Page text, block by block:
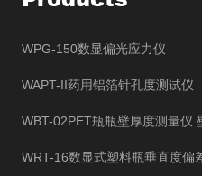
WPG-150数显偏光应力仪
WAPT-II药用铝箔针孔度测试仪
WBT-02PET瓶瓶壁厚度测量仪
WRT-16数显式塑料瓶垂直度偏